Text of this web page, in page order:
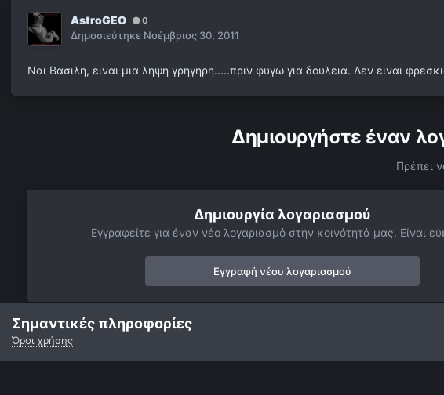
AstroGEO 0
Δημοσιεύτηκε Νοέμβριος 30, 2011
Ναι Βασιλη, ειναι μια ληψη γρηγηρη.....πριν φυγω για δουλεια. Δεν ειναι
Δημιουργήστε έναν
Πρέπει
Δημιουργία λογαριασμού
Εγγραφείτε για έναν νέο λογαριασμό στην κοινότητά μας. Είναι
Εγγραφή νέου λογαριασμού
Αρχή
Σημαντικές πληροφορίες
Όροι χρήσης